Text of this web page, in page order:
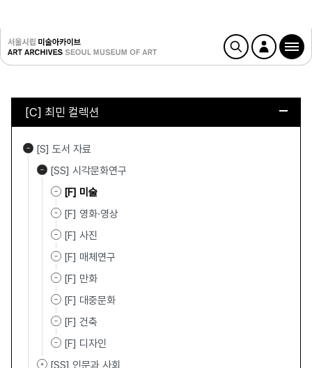
[C] 최민 컬렉션
[S] 도서 자료
[SS] 시각문화연구
[F] 미술
[F] 영화·영상
[F] 사진
[F] 매체연구
[F] 만화
[F] 대중문화
[F] 건축
[F] 디자인
[SS] 인문과 사회